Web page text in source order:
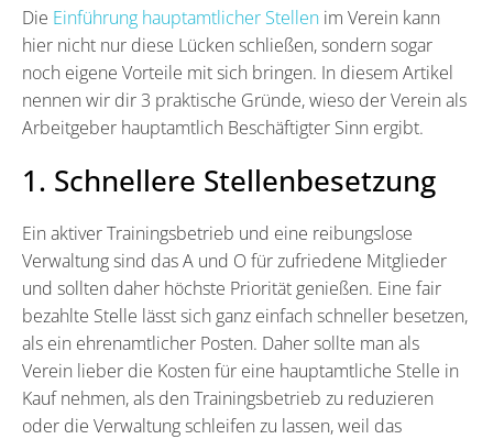
Die Einführung hauptamtlicher Stellen im Verein kann
hier nicht nur diese Lücken schließen, sondern sogar
noch eigene Vorteile mit sich bringen. In diesem Artikel
nennen wir dir 3 praktische Gründe, wieso der Verein als
Arbeitgeber hauptamtlich Beschäftigter Sinn ergibt.
1. Schnellere Stellenbesetzung
Ein aktiver Trainingsbetrieb und eine reibungslose
Verwaltung sind das A und O für zufriedene Mitglieder
und sollten daher höchste Priorität genießen. Eine fair
bezahlte Stelle lässt sich ganz einfach schneller besetzen,
als ein ehrenamtlicher Posten. Daher sollte man als
Verein lieber die Kosten für eine hauptamtliche Stelle in
Kauf nehmen, als den Trainingsbetrieb zu reduzieren
oder die Verwaltung schleifen zu lassen, weil das